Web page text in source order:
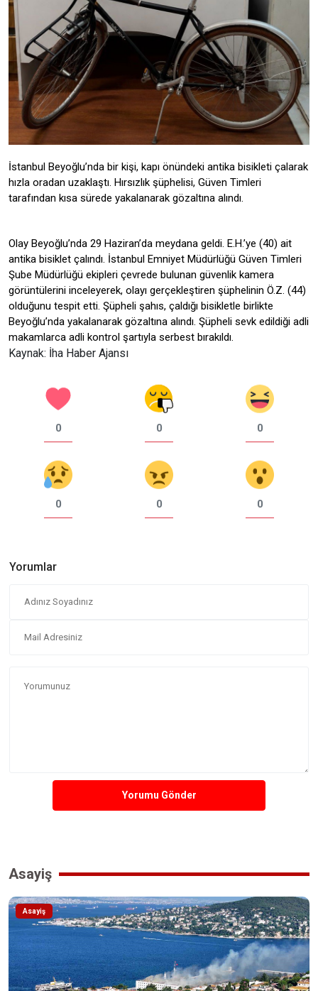
İstanbul Beyoğlu’nda bir kişi, kapı önündeki antika bisikleti çalarak
hızla oradan uzaklaştı. Hırsızlık şüphelisi, Güven Timleri
tarafından kısa sürede yakalanarak gözaltına alındı.
Olay Beyoğlu’nda 29 Haziran’da meydana geldi. E.H.’ye (40) ait
antika bisiklet çalındı. İstanbul Emniyet Müdürlüğü Güven Timleri
Şube Müdürlüğü ekipleri çevrede bulunan güvenlik kamera
görüntülerini inceleyerek, olayı gerçekleştiren şüphelinin Ö.Z. (44)
olduğunu tespit etti. Şüpheli şahıs, çaldığı bisikletle birlikte
Beyoğlu’nda yakalanarak gözaltına alındı. Şüpheli sevk edildiği adli
makamlarca adli kontrol şartıyla serbest bırakıldı.
Kaynak: İha Haber Ajansı
0 0 0
0 0 0
Yorumlar
Yorumu Gönder
Asayiş
Asayiş